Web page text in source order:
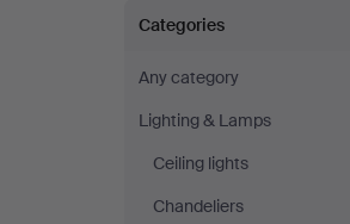
Wall
Lights
at
Karlstad
Categories
Any category
Lighting & Lamps
Ceiling lights
Chandeliers